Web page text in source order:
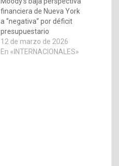
financiera de Nueva York
a “negativa” por déficit
presupuestario
12 de marzo de 2026
En «INTERNACIONALES»